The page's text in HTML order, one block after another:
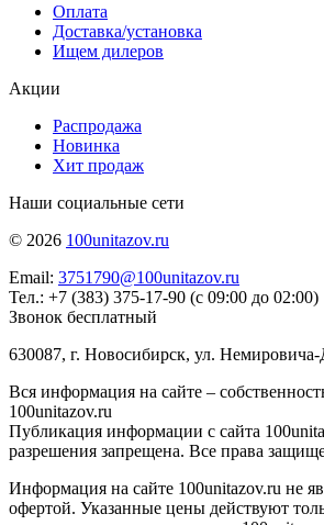
Оплата
Доставка/установка
Ищем дилеров
Акции
Распродажа
Новинка
Хит продаж
Наши социальные сети
© 2026 100unitazov.ru
Email: 3751790@100unitazov.ru
Тел.: +7 (383) 375-17-90 (с 09:00 до 02:00)
Звонок бесплатный
630087, г. Новосибирск, ул. Немировича-
Вся информация на сайте –
100unitazov.ru
Публикация информации с сайта
разрешения запрещена. Все права
Информация на сайте 100unitazov.ru не
офертой. Указанные цены действуют